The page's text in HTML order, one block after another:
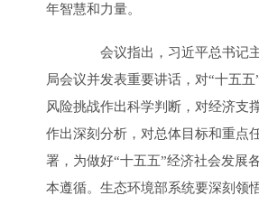
年智慧和力量。
会议指出，习近平总书记
局会议并发表重要讲话，对“十五
风险挑战作出科学判断，对经济支
作出深刻分析，对总体目标和重点
署，为做好“十五五”经济社会发展
本遵循。生态环境部系统要深刻领